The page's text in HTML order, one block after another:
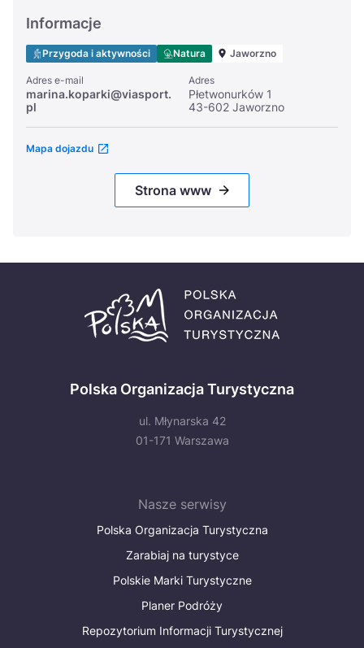
Informacje
Przygoda i aktywności Natura Jaworzno
Adres e-mail
marina.koparki@viasport.
pl
Adres
Płetwonurków 1
43-602 Jaworzno
Mapa dojazdu
Strona www
Polska Organizacja Turystyczna
ul. Młynarska 42
01-171 Warszawa
Nasze serwisy
Polska Organizacja Turystyczna
Zarabiaj na turystyce
Polskie Marki Turystyczne
Planer Podróży
Repozytorium Informacji Turystycznej